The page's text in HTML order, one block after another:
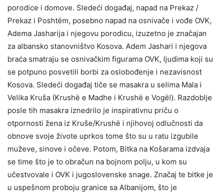
porodice i domove. Sledeći događaj, napad na Prekaz /
Prekaz i Poshtëm, posebno napad na osnivače i vođe OVK,
Adema Jasharija i njegovu porodicu, izuzetno je značajan
za albansko stanovništvo Kosova. Adem Jashari i njegova
braća smatraju se osnivačkim figurama OVK, ljudima koji su
se potpuno posvetili borbi za oslobođenje i nezavisnost
Kosova. Sledeći događaj tiče se masakra u selima Mala i
Velika Kruša (Krushë e Madhe i Krushë e Vogël). Razdoblje
posle tih masakra iznedrilo je inspirativnu priču o
otpornosti žena iz Kruše/Krushë i njihovoj odlučnosti da
obnove svoje živote uprkos tome što su u ratu izgubile
muževe, sinove i očeve. Potom, Bitka na Košarama izdvaja
se time što je to obračun na bojnom polju, u kom su
učestvovale i OVK i jugoslovenske snage. Značaj te bitke je
u uspešnom proboju granice sa Albanijom, što je